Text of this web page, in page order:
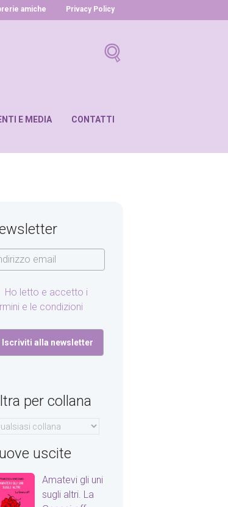
amiche Privacy Policy
E MEDIA CONTATTI
Ho letto e accetto i
e le condizioni
per collana
uscite
Amatevi gli uni
sugli altri. La